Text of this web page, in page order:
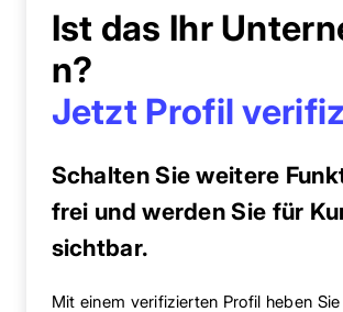
Ist das Ihr
n?
Jetzt Profil
Schalten Sie weitere
frei und werden Sie für
sichtbar.
Mit einem verifizierten Profil heben